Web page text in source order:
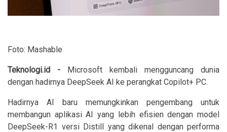
Foto: Mashable
Teknologi.id - Microsoft kembali mengguncang dunia
dengan hadirnya DeepSeek AI ke perangkat Copilot+ PC.
Hadirnya AI baru memungkinkan pengembang untuk
membangun aplikasi AI yang lebih efisien dengan model
DeepSeek-R1 versi Distill yang dikenal dengan performa